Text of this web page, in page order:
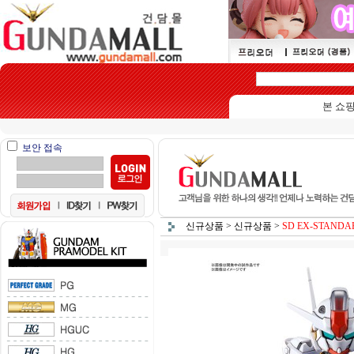
본 쇼핑몰은 15
보안 접속
신규상품 > 신규상품 > SD EX-